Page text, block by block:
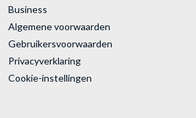
Business
Algemene voorwaarden
Gebruikersvoorwaarden
Privacyverklaring
Cookie-instellingen